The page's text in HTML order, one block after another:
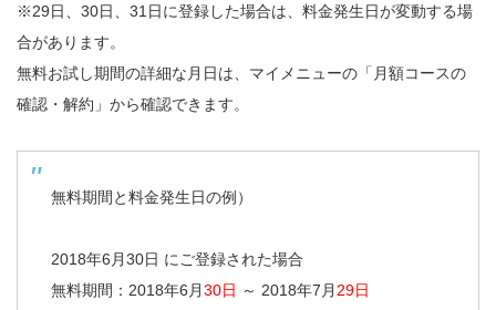
※29日、30日、31日に登録した場合は、料金発生日が変動する場
合があります。
無料お試し期間の詳細な月日は、マイメニューの「月額コースの
確認・解約」から確認できます。
無料期間と料金発生日の例）
2018年6月30日 にご登録された場合
無料期間：2018年6月30日 ～ 2018年7月 29日